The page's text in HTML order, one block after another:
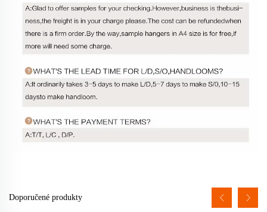
Doporučené produkty